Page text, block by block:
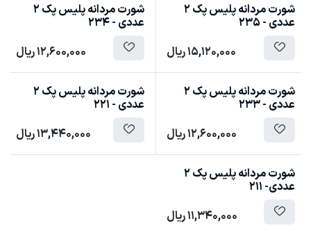
شورت مردانه پلیس پک 2
عددی - 235
15,120,000ریال
شورت مردانه پلیس پک 2
عددی - 234
12,600,000ریال
شورت مردانه پلیس پک 2
عددی - 233
12,600,000ریال
شورت مردانه پلیس پک 2
عددی - 221
13,440,000ریال
شورت مردانه پلیس پک 2
عددی- 211
11,340,000ریال